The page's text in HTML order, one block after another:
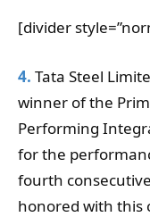
[divider
4. Tata Steel
winner of the
Performing
for the
fourth
honored with this